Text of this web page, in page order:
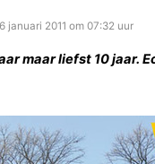
januari 2011 om 07:32 uur
maar liefst 10 jaar.